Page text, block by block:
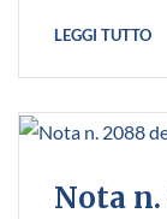
LEGGI TUTTO
Nota